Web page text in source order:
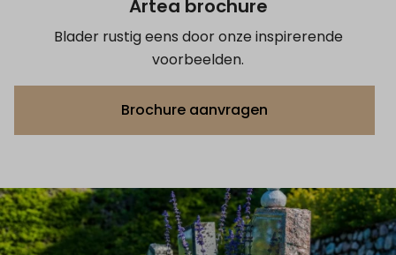
Artea brochure
Blader rustig eens door onze inspirerende
voorbeelden.
Brochure aanvragen